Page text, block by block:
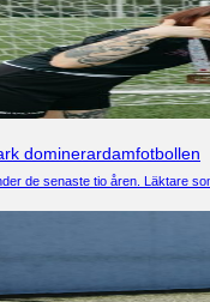
dominerardamfotbollen
de senaste tio åren. Läktare